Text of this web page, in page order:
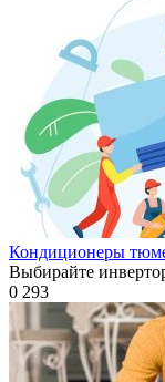
Кондиционеры
Выбирайте
0 293